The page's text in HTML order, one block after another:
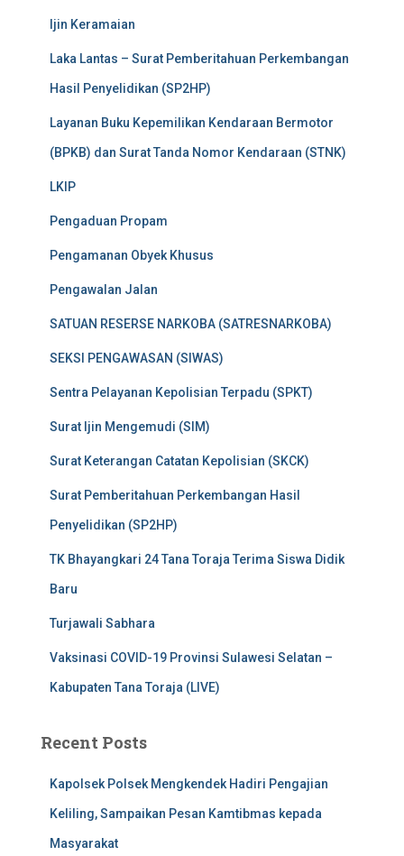
Ijin Keramaian
Laka Lantas – Surat Pemberitahuan Perkembangan
Hasil Penyelidikan (SP2HP)
Layanan Buku Kepemilikan Kendaraan Bermotor
(BPKB) dan Surat Tanda Nomor Kendaraan (STNK)
LKIP
Pengaduan Propam
Pengamanan Obyek Khusus
Pengawalan Jalan
SATUAN RESERSE NARKOBA (SATRESNARKOBA)
SEKSI PENGAWASAN (SIWAS)
Sentra Pelayanan Kepolisian Terpadu (SPKT)
Surat Ijin Mengemudi (SIM)
Surat Keterangan Catatan Kepolisian (SKCK)
Surat Pemberitahuan Perkembangan Hasil
Penyelidikan (SP2HP)
TK Bhayangkari 24 Tana Toraja Terima Siswa Didik
Baru
Turjawali Sabhara
Vaksinasi COVID-19 Provinsi Sulawesi Selatan –
Kabupaten Tana Toraja (LIVE)
Recent Posts
Kapolsek Polsek Mengkendek Hadiri Pengajian
Keliling, Sampaikan Pesan Kamtibmas kepada
Masyarakat